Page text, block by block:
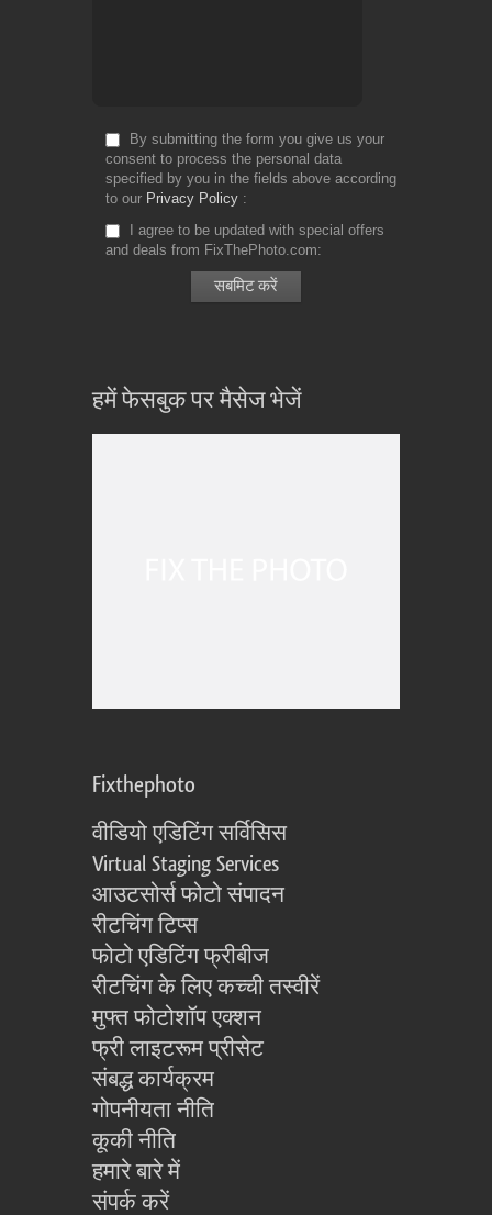
By submitting the form you give us your
consent to process the personal data
specified by you in the fields above according
to our Privacy Policy
I agree to be updated with special offers
and deals from FixThePhoto.com
हमें फेसबुक पर मैसेज भेजें
Fixthephoto
वीडियो एडिटिंग सर्विसिस
Virtual Staging Services
आउटसोर्स फोटो संपादन
रीटचिंग टिप्स
फोटो एडिटिंग फ्रीबीज
रीटचिंग के लिए कच्ची तस्वीरें
मुफ्त फोटोशॉप एक्शन
फ्री लाइटरूम प्रीसेट
संबद्ध कार्यक्रम
गोपनीयता नीति
कूकी नीति
हमारे बारे में
संपर्क करें